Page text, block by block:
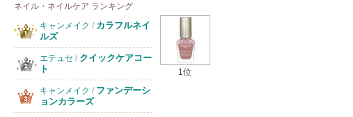
ネイル・ネイルケア ランキング
1位
キャンメイク / カラフルネイ
ルズ
エテュセ / クイックケアコー
ト
キャンメイク / ファンデーシ
ョンカラーズ